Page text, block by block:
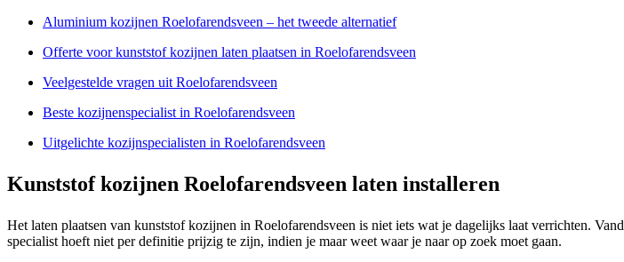
Aluminium kozijnen Roelofarendsveen – het tweede alternatief
Offerte voor kunststof kozijnen laten plaatsen in Roelofarendsveen
Veelgestelde vragen uit Roelofarendsveen
Beste kozijnenspecialist in Roelofarendsveen
Uitgelichte kozijnspecialisten in Roelofarendsveen
Kunststof kozijnen Roelofarendsveen laten installeren
Het laten plaatsen van kunststof kozijnen in Roelofarendsveen is niet iets wat je dagelijks laat verrichten.
specialist hoeft niet per definitie prijzig te zijn, indien je maar weet waar je naar op zoek moet gaan.